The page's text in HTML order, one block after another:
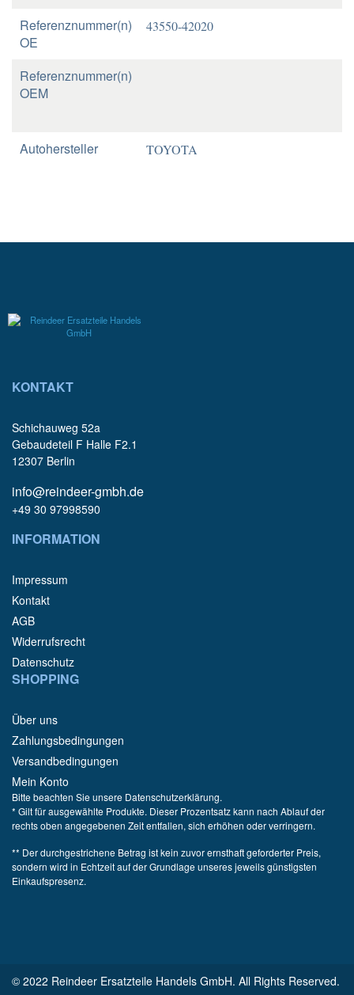
Referenznummer(n)
OE
43550-42020
Referenznummer(n)
OEM
Autohersteller TOYOTA
KONTAKT
Schichauweg 52a
Gebaudeteil F Halle F2.1
12307 Berlin
info@reindeer-gmbh.de
+49 30 97998590
INFORMATION
Impressum
Kontakt
AGB
Widerrufsrecht
Datenschutz
SHOPPING
Über uns
Zahlungsbedingungen
Versandbedingungen
Mein Konto
Bitte beachten Sie unsere Datenschutzerklärung.
* Gilt für ausgewählte Produkte. Dieser Prozentsatz kann nach Ablauf der
rechts oben angegebenen Zeit entfallen, sich erhöhen oder verringern.
** Der durchgestrichene Betrag ist kein zuvor ernsthaft geforderter Preis,
sondern wird in Echtzeit auf der Grundlage unseres jeweils günstigsten
Einkaufspresenz.
© 2022 Reindeer Ersatzteile Handels GmbH. All Rights Reserved.